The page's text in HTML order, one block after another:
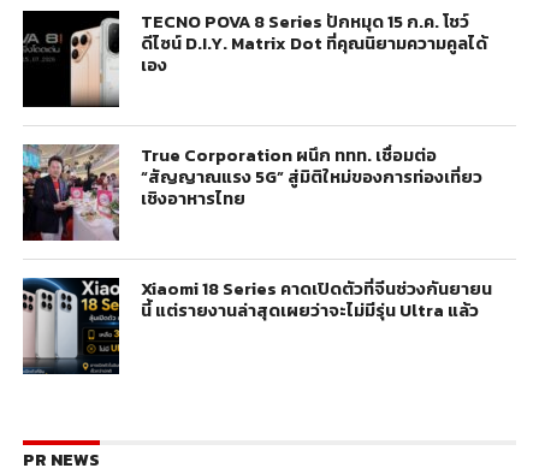
TECNO POVA 8 Series ปักหมุด 15 ก.ค. โชว์
ดีไซน์ D.I.Y. Matrix Dot ที่คุณนิยามความคูลได้
เอง
True Corporation ผนึก ททท. เชื่อมต่อ
“สัญญาณแรง 5G” สู่มิติใหม่ของการท่องเที่ยว
เชิงอาหารไทย
Xiaomi 18 Series คาดเปิดตัวที่จีนช่วงกันยายน
นี้ แต่รายงานล่าสุดเผยว่าจะไม่มีรุ่น Ultra แล้ว
PR NEWS